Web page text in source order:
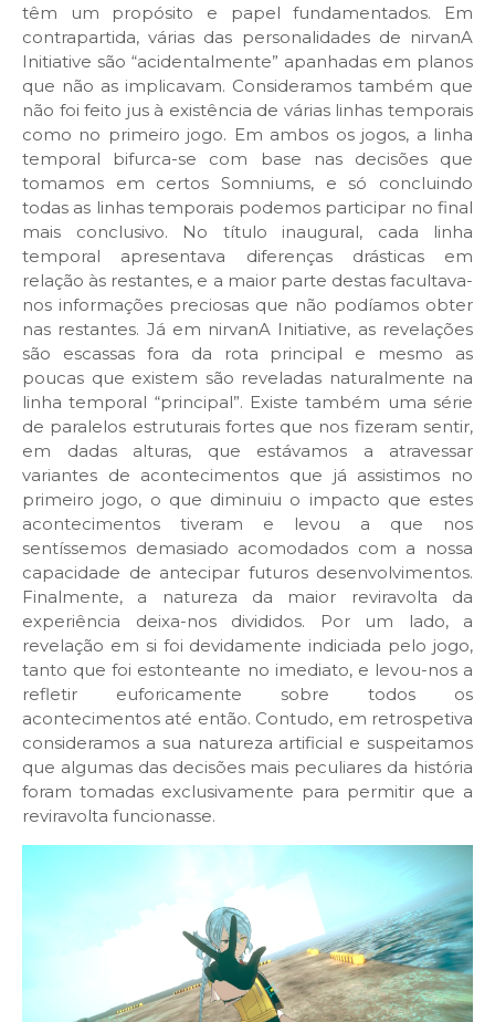
têm um propósito e papel fundamentados. Em
contrapartida, várias das personalidades de nirvanA
Initiative são “acidentalmente” apanhadas em planos
que não as implicavam. Consideramos também que
não foi feito jus à existência de várias linhas temporais
como no primeiro jogo. Em ambos os jogos, a linha
temporal bifurca-se com base nas decisões que
tomamos em certos Somniums, e só concluindo
todas as linhas temporais podemos participar no final
mais conclusivo. No título inaugural, cada linha
temporal apresentava diferenças drásticas em
relação às restantes, e a maior parte destas facultava-
nos informações preciosas que não podíamos obter
nas restantes. Já em nirvanA Initiative, as revelações
são escassas fora da rota principal e mesmo as
poucas que existem são reveladas naturalmente na
linha temporal “principal”. Existe também uma série
de paralelos estruturais fortes que nos fizeram sentir,
em dadas alturas, que estávamos a atravessar
variantes de acontecimentos que já assistimos no
primeiro jogo, o que diminuiu o impacto que estes
acontecimentos tiveram e levou a que nos
sentíssemos demasiado acomodados com a nossa
capacidade de antecipar futuros desenvolvimentos.
Finalmente, a natureza da maior reviravolta da
experiência deixa-nos divididos. Por um lado, a
revelação em si foi devidamente indiciada pelo jogo,
tanto que foi estonteante no imediato, e levou-nos a
refletir euforicamente sobre todos os
acontecimentos até então. Contudo, em retrospetiva
consideramos a sua natureza artificial e suspeitamos
que algumas das decisões mais peculiares da história
foram tomadas exclusivamente para permitir que a
reviravolta funcionasse.